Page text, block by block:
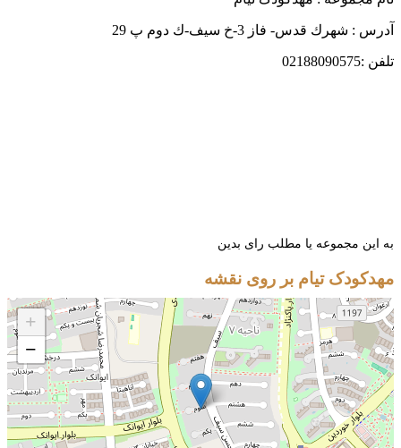
شهرك قدس- فاز 3-خ سيف-ك دوم پ 29
مجموعه یا مطلب رای بدین
تیام بر روی نقشه
+
−